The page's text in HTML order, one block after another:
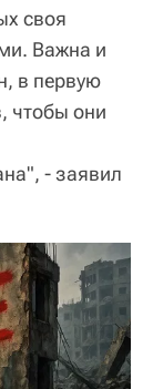
своя
Важна и
в первую
чтобы они
- заявил